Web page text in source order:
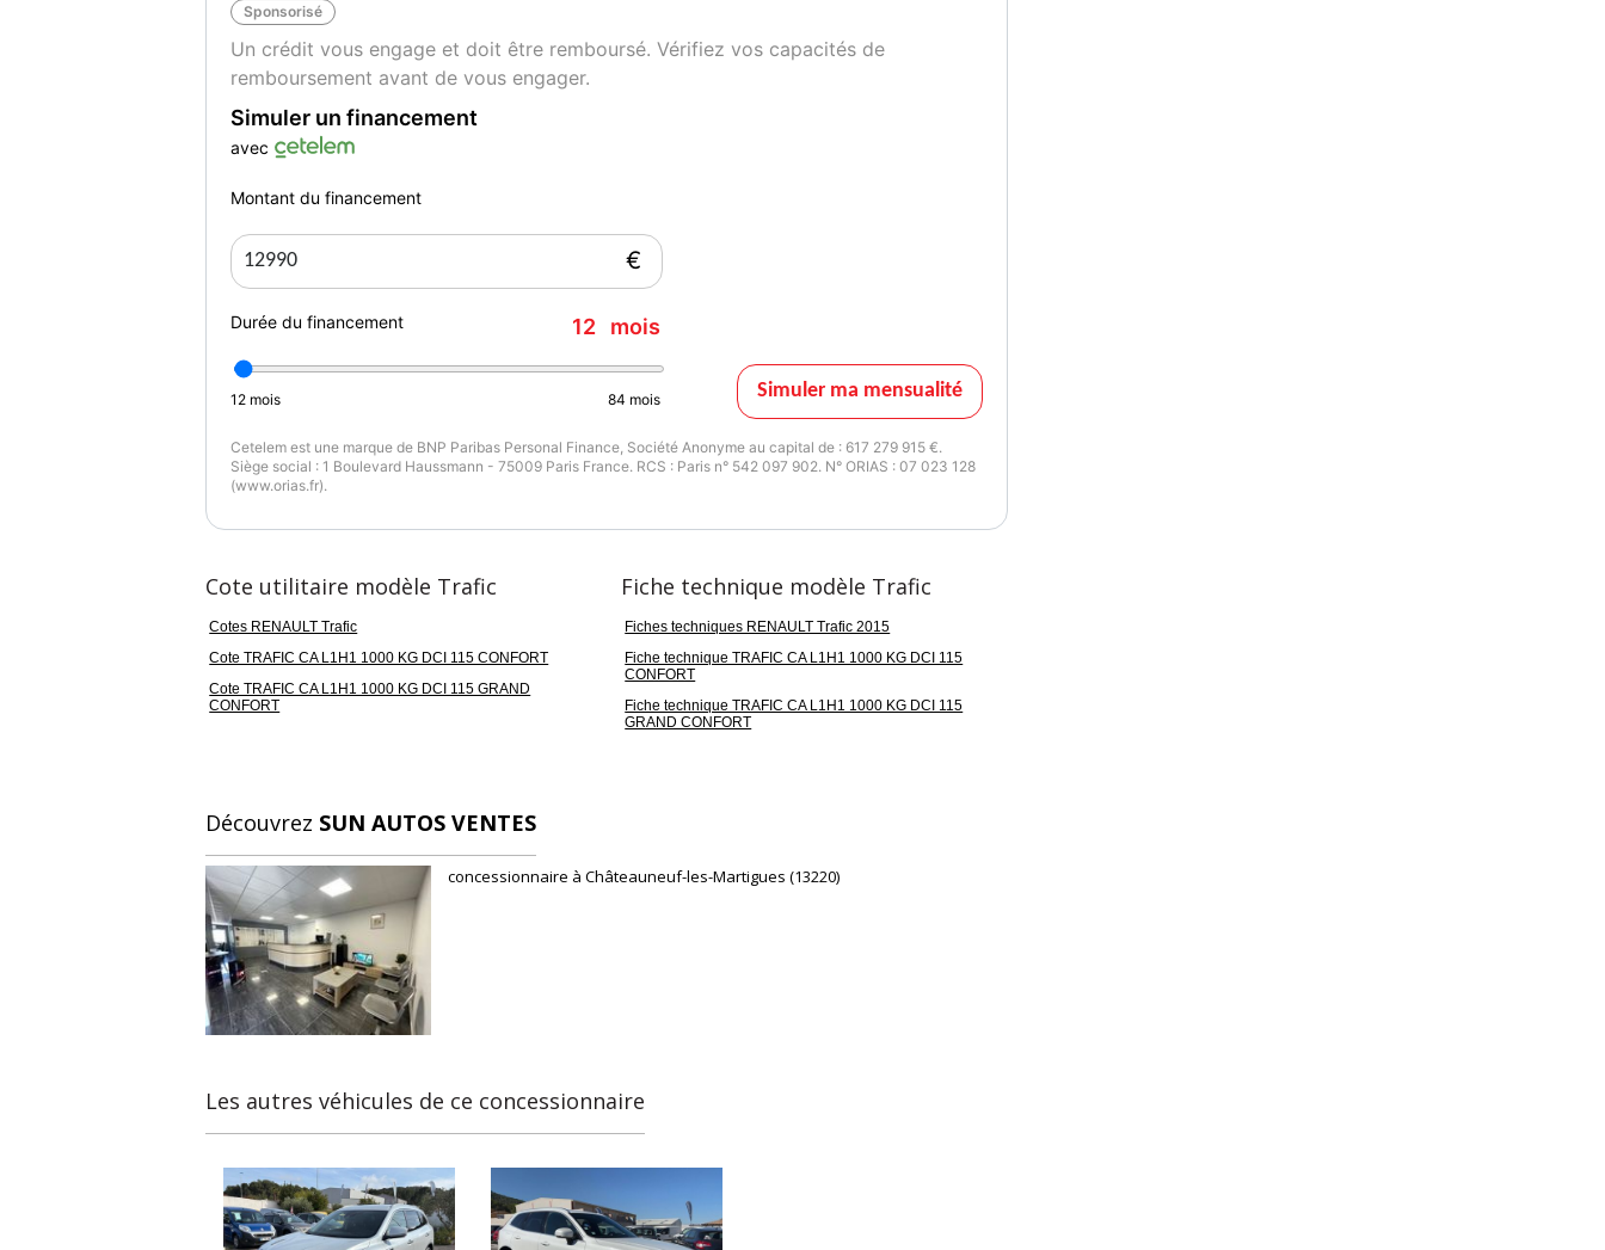
Sponsorisé
Un crédit vous engage et doit être remboursé. Vérifiez vos capacités de
remboursement avant de vous engager.
Simuler un financement
avec
Montant du financement
€
Durée du financement 12 mois
12 mois 84 mois Simuler ma mensualité
Cetelem est une marque de BNP Paribas Personal Finance, Société Anonyme au capital de : 617 279 915 €.
Siège social : 1 Boulevard Haussmann - 75009 Paris France. RCS : Paris n° 542 097 902. N° ORIAS : 07 023 128
(www.orias.fr).
Cote utilitaire modèle Trafic
Cotes RENAULT Trafic
Cote TRAFIC CA L1H1 1000 KG DCI 115 CONFORT
Cote TRAFIC CA L1H1 1000 KG DCI 115 GRAND
CONFORT
Fiche technique modèle Trafic
Fiches techniques RENAULT Trafic 2015
Fiche technique TRAFIC CA L1H1 1000 KG DCI 115
CONFORT
Fiche technique TRAFIC CA L1H1 1000 KG DCI 115
GRAND CONFORT
Découvrez SUN AUTOS VENTES
concessionnaire à Châteauneuf-les-Martigues (13220)
Les autres véhicules de ce concessionnaire